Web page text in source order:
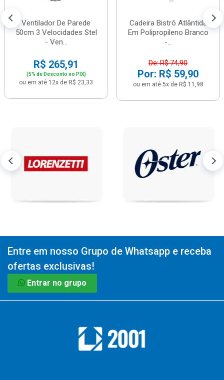
Ventilador De Parede
50cm 3 Velocidades Stel
- Ven...
R$ 265,91
(5% de Desconto no PIX)
ou em até 12x de R$ 23,33
Cadeira Bistrô Atlântida
Em Polipropileno Branco
-...
De: R$ 74,90
Por: R$ 59,90
ou em até 5x de R$ 11,98
Entre em nosso Grupo de Whatsapp e receba
ofertas exclusivas!
Entrar no grupo